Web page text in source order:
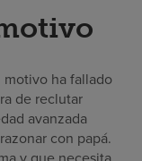
motivo ha fallado
de reclutar
avanzada
con papá.